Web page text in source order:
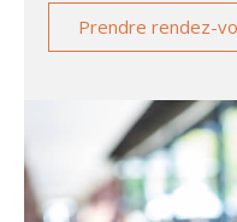
Prendre rendez-